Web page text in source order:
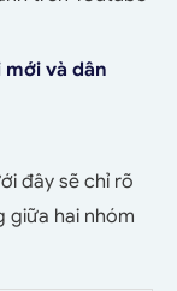
mới và dân
đây sẽ chỉ rõ
giữa hai nhóm